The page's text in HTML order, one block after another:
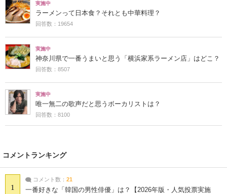
実施中
ラーメンって日本食？それとも中華料理？
回答数：19654
実施中
神奈川県で一番うまいと思う「横浜家系ラーメン店」はどこ？
回答数：8507
実施中
唯一無二の歌声だと思うボーカリストは？
回答数：8100
コメントランキング
1
コメント数： 21
一番好きな「韓国の男性俳優」は？【2026年版・人気投票実施